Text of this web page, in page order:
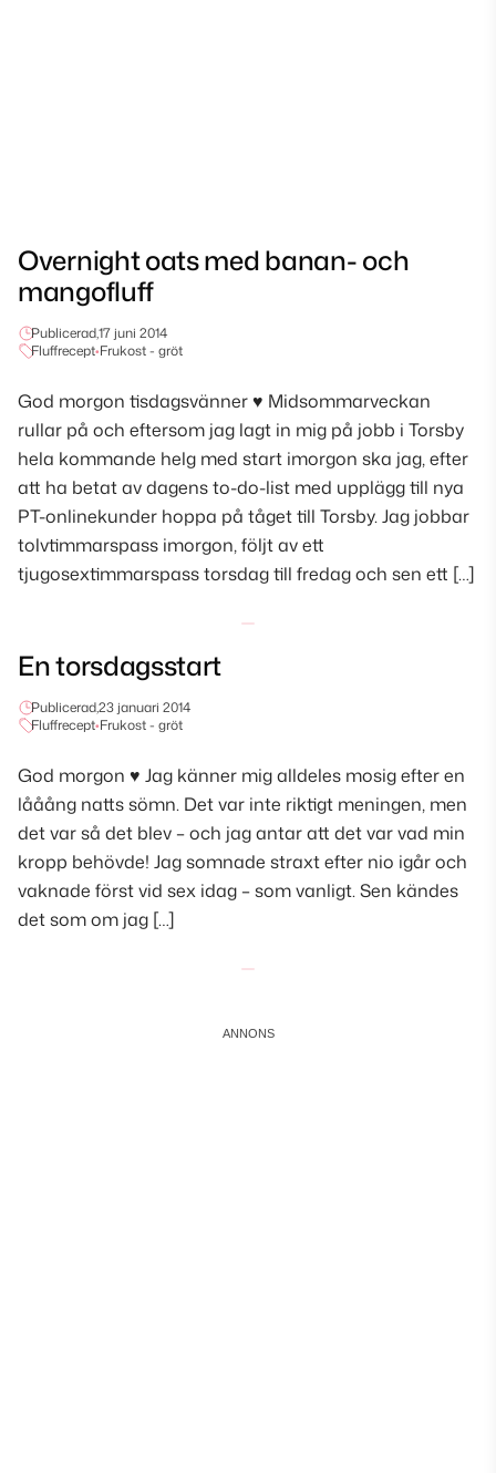
Overnight oats med banan- och
mangofluff
Publicerad,17 juni 2014
Fluffrecept•Frukost - gröt
God morgon tisdagsvänner ♥ Midsommarveckan
rullar på och eftersom jag lagt in mig på jobb i Torsby
hela kommande helg med start imorgon ska jag, efter
att ha betat av dagens to-do-list med upplägg till nya
PT-onlinekunder hoppa på tåget till Torsby. Jag jobbar
tolvtimmarspass imorgon, följt av ett
tjugosextimmarspass torsdag till fredag och sen ett […]
En torsdagsstart
Publicerad,23 januari 2014
Fluffrecept•Frukost - gröt
God morgon ♥ Jag känner mig alldeles mosig efter en
lååång natts sömn. Det var inte riktigt meningen, men
det var så det blev – och jag antar att det var vad min
kropp behövde! Jag somnade straxt efter nio igår och
vaknade först vid sex idag – som vanligt. Sen kändes
det som om jag […]